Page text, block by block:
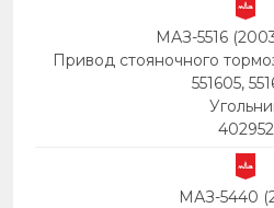
МАЗ-5516
Привод стояночного
551605,
402952
МАЗ-5440